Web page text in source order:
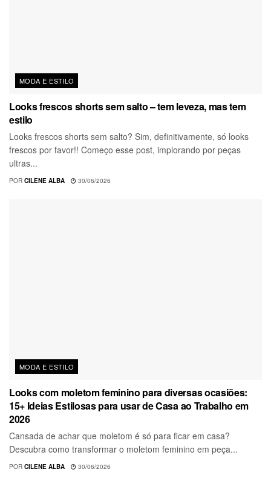
MODA E ESTILO
Looks frescos shorts sem salto – tem leveza, mas tem
estilo
Looks frescos shorts sem salto? Sim, definitivamente, só looks
frescos por favor!! Começo esse post, implorando por peças
ultras...
POR CILENE ALBA 30/06/2026
MODA E ESTILO
Looks com moletom feminino para diversas ocasiões:
15+ Ideias Estilosas para usar de Casa ao Trabalho em
2026
Cansada de achar que moletom é só para ficar em casa?
Descubra como transformar o moletom feminino em peça...
POR CILENE ALBA 30/06/2026